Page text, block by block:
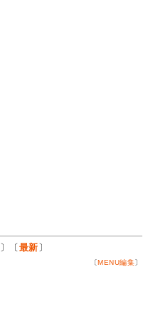
〕〔 最新 〕
〔 MENU編集〕